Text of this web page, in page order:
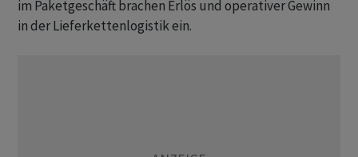
im Paketgeschäft brachen Erlös und operativer Gewinn
in der Lieferkettenlogistik ein.